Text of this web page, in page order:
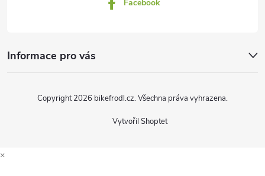
Facebook
Informace pro vás
Vytvořil Shoptet
Copyright 2026 bikefrodl.cz. Všechna práva vyhrazena.
×